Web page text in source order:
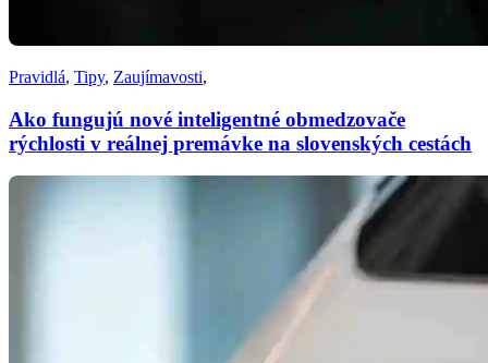
Pravidlá, Tipy, Zaujímavosti,
Ako fungujú nové inteligentné obmedzovače
rýchlosti v reálnej premávke na slovenských cestách